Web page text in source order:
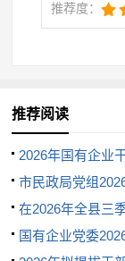
三是加强
风助廉”活动
等*部，参观
创新教育形式
课”*期，发
心。特别是结
程”，通过导
推荐度：
推荐阅读
2026年国有企业
书市民政局党组
基层党建工作总结
在2026年全县三
推进会上的讲话
国有企业党委